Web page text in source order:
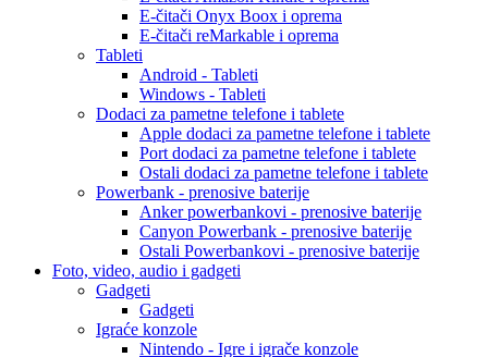
E-čitači Onyx Boox i oprema
E-čitači reMarkable i oprema
Tableti
Android - Tableti
Windows - Tableti
Dodaci za pametne telefone i tablete
Apple dodaci za pametne telefone i tablete
Port dodaci za pametne telefone i tablete
Ostali dodaci za pametne telefone i tablete
Powerbank - prenosive baterije
Anker powerbankovi - prenosive baterije
Canyon Powerbank - prenosive baterije
Ostali Powerbankovi - prenosive baterije
Foto, video, audio i gadgeti
Gadgeti
Gadgeti
Igraće konzole
Nintendo - Igre i igrače konzole